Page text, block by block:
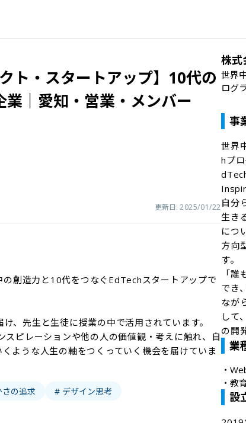
ト・スタートアップ】10代の
｜愛知・営業・メンバー
更新日: 2025/01/22
創造力と10代をつなぐEdTechスタートアップで
、先生と生徒に授業の中で活用されています。
ピレーションや他の人の価値観・考えに触れ、自
ような人生の軸をつくっていく機会を届けていま
の追求 # デザイン思考
株
世界
ログ
事
世界
hプ
自分
生き
につ
方向
す。
「
でき
なが
して
の開
業
・
・ 教
設